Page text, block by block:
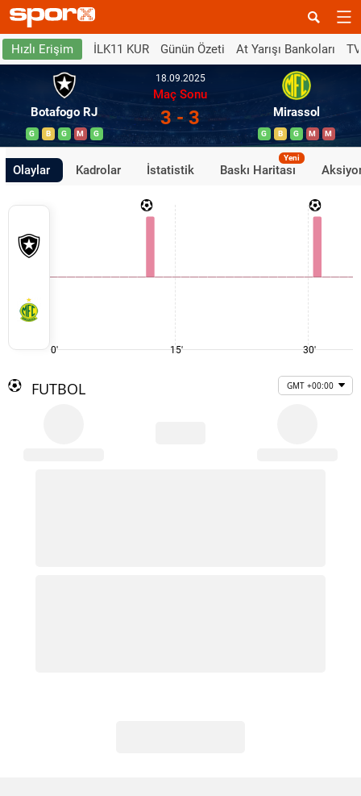
Hızlı Erişim İLK11 KUR Günün Özeti At Yarışı Bankoları
Botafogo RJ
G B G M G
18.09.2025
Maç Sonu
3 - 3 Mirassol
G B G M M
Olaylar Kadrolar İstatistik Baskı Haritası
Yeni
0' 15' 30'
FUTBOL GMT +00:00